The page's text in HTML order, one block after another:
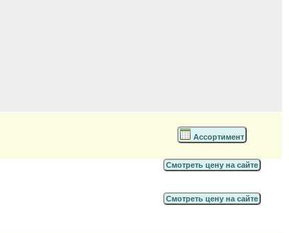
Ассортимент
Смотреть цену на сайте
Смотреть цену на сайте